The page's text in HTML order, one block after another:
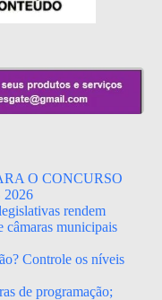
O CONCURSO
rendem
câmaras municipais
Controle os níveis
de programação;